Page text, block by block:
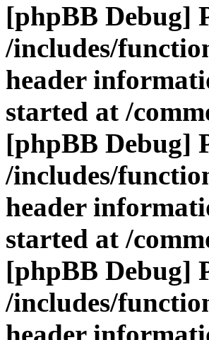
[phpBB Debug]
/includes/
header
started at /
[phpBB Debug]
/includes/
header
started at /
[phpBB Debug]
/includes/